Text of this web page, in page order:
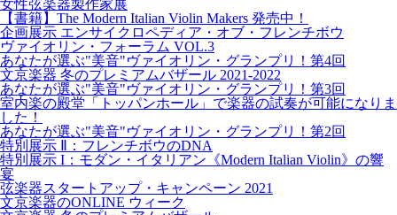
女性弦楽器製作家展
【書籍】The Modern Italian Violin Makers 発売中！
企画展示 エンサイクロペディア・オブ・フレンチボウ
ヴァイオリン・フォーラム VOL.3
あなたが選ぶ"美音"ヴァイオリン・グランプリ！第4回
文京楽器 冬のプレミアムバザール 2021-2022
あなたが選ぶ"美音"ヴァイオリン・グランプリ！第3回
室内楽の殿堂「トッパンホール」で楽器の試奏が可能になりま
した！
あなたが選ぶ"美音"ヴァイオリン・グランプリ！第2回
特別展示 Ⅱ：フレンチボウのDNA
特別展示 I：モダン・イタリアン《Modern Italian Violin》の響
宴
弦楽器スタートアップ・キャンペーン 2021
文京楽器のONLINE ウィーク